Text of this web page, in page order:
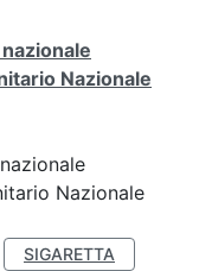
Nazionale
Nazionale
SIGARETTA